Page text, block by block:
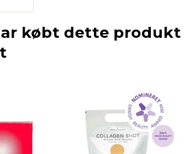
købt dette produkt